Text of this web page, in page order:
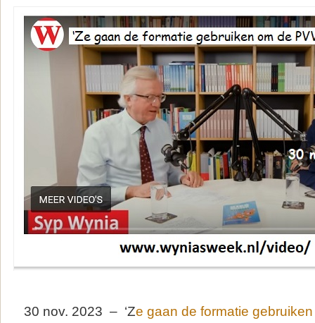
30 nov. 2023 – ‘Ze gaan de formatie